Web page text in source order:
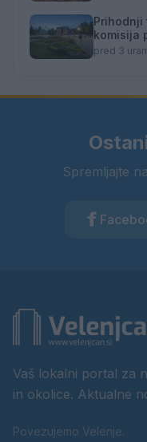
Prihodnji
komisija
pred 3
Spremljajte
Vaš lokalni portal za
in okolice. Aktualne
Povezujemo Velenje.